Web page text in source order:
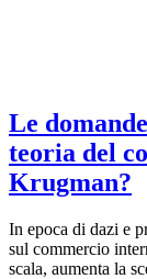
Le
teoria del
Krugman?
In epoca di dazi e
sul commercio
scala, aumenta la